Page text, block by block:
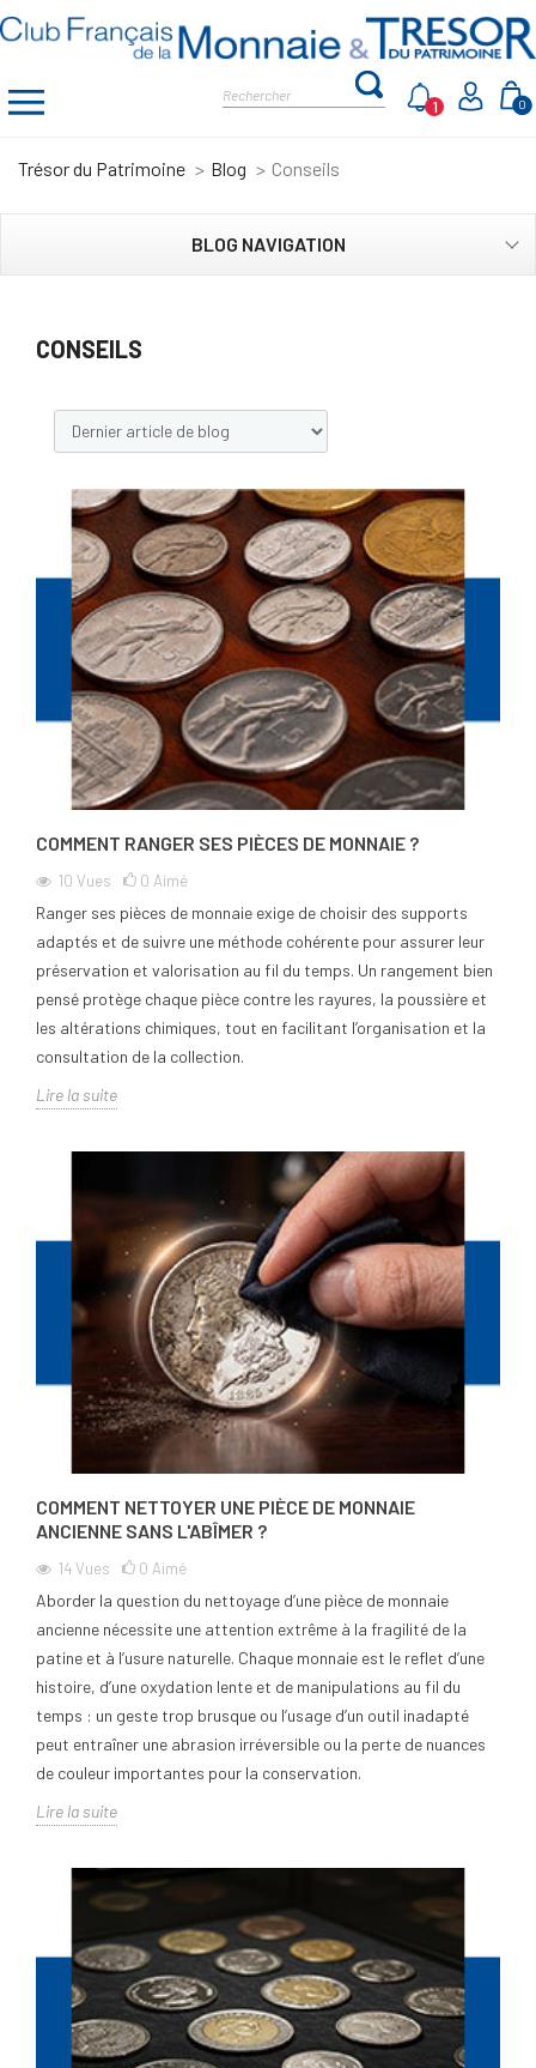
0
1
Trésor du Patrimoine Blog Conseils
BLOG NAVIGATION
CONSEILS
COMMENT RANGER SES PIÈCES DE MONNAIE ?
10 Vues 0 Aimé
Ranger ses pièces de monnaie exige de choisir des supports
adaptés et de suivre une méthode cohérente pour assurer leur
préservation et valorisation au fil du temps. Un rangement bien
pensé protège chaque pièce contre les rayures, la poussière et
les altérations chimiques, tout en facilitant l’organisation et la
consultation de la collection.
Lire la suite
COMMENT NETTOYER UNE PIÈCE DE MONNAIE
ANCIENNE SANS L'ABÎMER ?
14Vues 0 Aimé
Aborder la question du nettoyage d’une pièce de monnaie
ancienne nécessite une attention extrême à la fragilité de la
patine et à l’usure naturelle. Chaque monnaie est le reflet d’une
histoire, d’une oxydation lente et de manipulations au fil du
temps : un geste trop brusque ou l’usage d’un outil inadapté
peut entraîner une abrasion irréversible ou la perte de nuances
de couleur importantes pour la conservation.
Lire la suite